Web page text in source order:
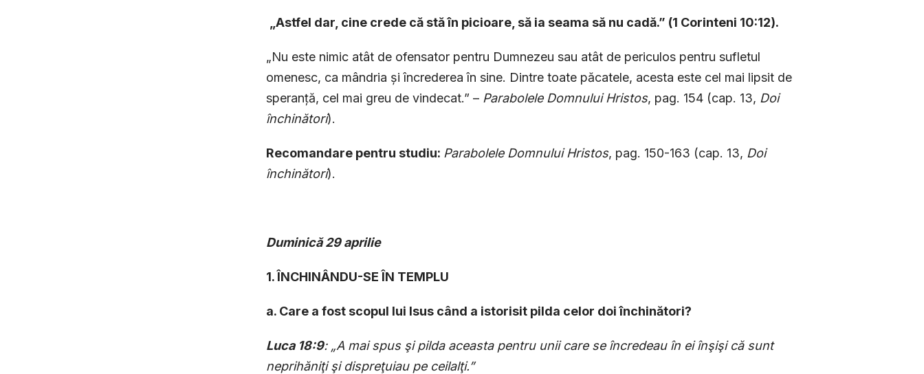
„Astfel dar, cine crede că stă în picioare, să ia seama să nu cadă.” (1 Corinteni 10:12).
„Nu este nimic atât de ofensator pentru Dumnezeu sau atât de periculos pentru sufletul
omenesc, ca mândria și încrederea în sine. Dintre toate păcatele, acesta este cel mai lipsit de
speranță, cel mai greu de vindecat.” – Parabolele Domnului Hristos, pag. 154 (cap. 13, Doi
închinători).
Recomandare pentru studiu: Parabolele Domnului Hristos, pag. 150-163 (cap. 13, Doi
închinători).
Duminică29 aprilie
1. ÎNCHINÂNDU-SE ÎN TEMPLU
a. Care a fost scopul lui Isus când a istorisit pilda celor doi închinători?
Luca 18:9: „A mai spus şi pilda aceasta pentru unii care se încredeau în ei înşişi că sunt
neprihăniţi şi dispreţuiau pe ceilalţi.”